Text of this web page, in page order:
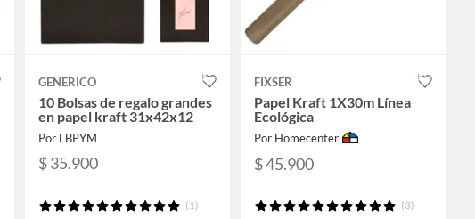
GENERICO
10 Bolsas de regalo grandes
en papel kraft 31x42x12
Por LBPYM
$ 35.900
(1)
FIXSER
Papel Kraft 1X30m Línea
Ecológica
Por Homecenter
$ 45.900
(3)